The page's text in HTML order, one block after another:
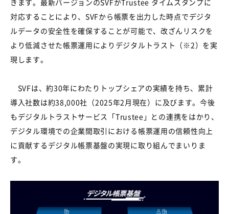
きます。最新バージョンのSVFがTrustee タイムスタンプに
対応することにより 、SVFから帳票を出力した時点でデジタ
ルデータの安全性を確保することが可能で、 改ざんリスクを
より低減させた帳票運用によりデジタルトラスト （※2） を実
現します。
SVFは、約30年にわたりトップシェアの実績を持ち、 累計
導入社数は約38,000社 （2025年2月現在）に及びます。今後
もデジタルトラストサービス「Trustee 」 との連携をはかり、
デジタル環境での企業間取引における帳票運用の信頼性向上
に貢献するデジタル帳票基盤の実現に取り組んでまいりま
す。